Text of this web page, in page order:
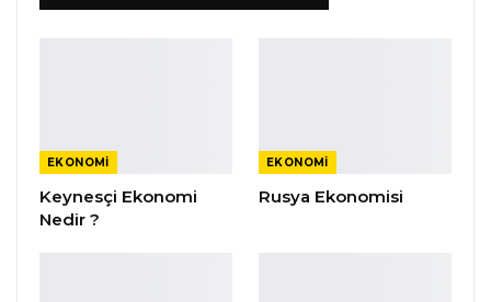
EKONOMI
Keynesçi Ekonomi
Nedir ?
EKONOMI
Rusya Ekonomisi